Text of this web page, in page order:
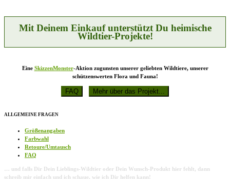
der
Produktseite
gewählt
werden
Mit Deinem Einkauf unterstützt Du heimische
Wildtier-Projekte!
Eine SkizzenMonster-Aktion zugunsten unserer geliebten Wildtiere, unserer
schützenswerten Flora und Fauna!
ALLGEMEINE FRAGEN
Größenangaben
Farbwahl
Retoure/Umtausch
FAQ
… und falls Dir Dein Lieblings-Wildtier oder Dein Wunsch-Produkt hier fehlt, dann
schreib mir einfach und ich schaue, wie ich Dir helfen kann!